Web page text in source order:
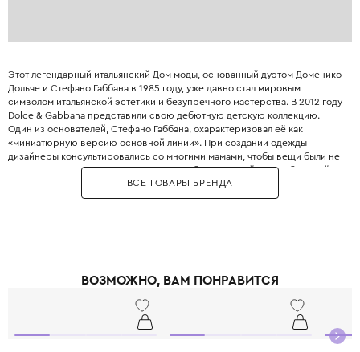
Этот легендарный итальянский Дом моды, основанный дуэтом Доменико
Дольче и Стефано Габбана в 1985 году, уже давно стал мировым
символом итальянской эстетики и безупречного мастерства. В 2012 году
Dolce & Gabbana представили свою дебютную детскую коллекцию.
Один из основателей, Стефано Габбана, охарактеризовал её как
«миниатюрную версию основной линии». При создании одежды
дизайнеры консультировались со многими мамами, чтобы вещи были не
только стильными, но и максимально удобными. Дизайнеры с большой
любовью и вниманием перенесли в детский гардероб все коды
взрослой моды: яркие цветочные принты, благородное кружево,
а главное - сделать его детство по-настоящему незабываемым и
ВСЕ ТОВАРЫ БРЕНДА
ВОЗМОЖНО, ВАМ ПОНРАВИТСЯ